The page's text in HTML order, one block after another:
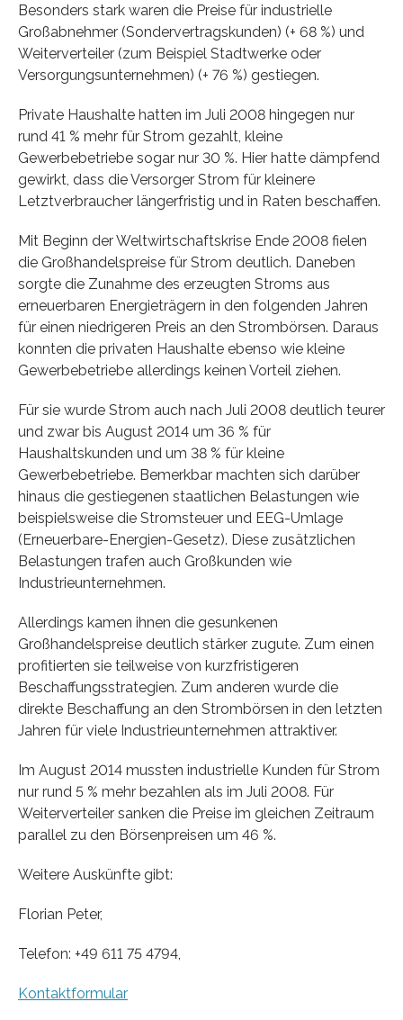
Besonders stark waren die Preise für industrielle
Großabnehmer (Sondervertragskunden) (+ 68 %) und
Weiterverteiler (zum Beispiel Stadtwerke oder
Versorgungsunternehmen) (+ 76 %) gestiegen.
Private Haushalte hatten im Juli 2008 hingegen nur
rund 41 % mehr für Strom gezahlt, kleine
Gewerbebetriebe sogar nur 30 %. Hier hatte dämpfend
gewirkt, dass die Versorger Strom für kleinere
Letztverbraucher längerfristig und in Raten beschaffen.
Mit Beginn der Weltwirtschaftskrise Ende 2008 fielen
die Großhandelspreise für Strom deutlich. Daneben
sorgte die Zunahme des erzeugten Stroms aus
erneuerbaren Energieträgern in den folgenden Jahren
für einen niedrigeren Preis an den Strombörsen. Daraus
konnten die privaten Haushalte ebenso wie kleine
Gewerbebetriebe allerdings keinen Vorteil ziehen.
Für sie wurde Strom auch nach Juli 2008 deutlich teurer
und zwar bis August 2014 um 36 % für
Haushaltskunden und um 38 % für kleine
Gewerbebetriebe. Bemerkbar machten sich darüber
hinaus die gestiegenen staatlichen Belastungen wie
beispielsweise die Stromsteuer und EEG-Umlage
(Erneuerbare-Energien-Gesetz). Diese zusätzlichen
Belastungen trafen auch Großkunden wie
Industrieunternehmen.
Allerdings kamen ihnen die gesunkenen
Großhandelspreise deutlich stärker zugute. Zum einen
profitierten sie teilweise von kurzfristigeren
Beschaffungsstrategien. Zum anderen wurde die
direkte Beschaffung an den Strombörsen in den letzten
Jahren für viele Industrieunternehmen attraktiver.
Im August 2014 mussten industrielle Kunden für Strom
nur rund 5 % mehr bezahlen als im Juli 2008. Für
Weiterverteiler sanken die Preise im gleichen Zeitraum
parallel zu den Börsenpreisen um 46 %.
Weitere Auskünfte gibt:
Florian Peter,
Telefon: +49 611 75 4794,
Kontaktformular